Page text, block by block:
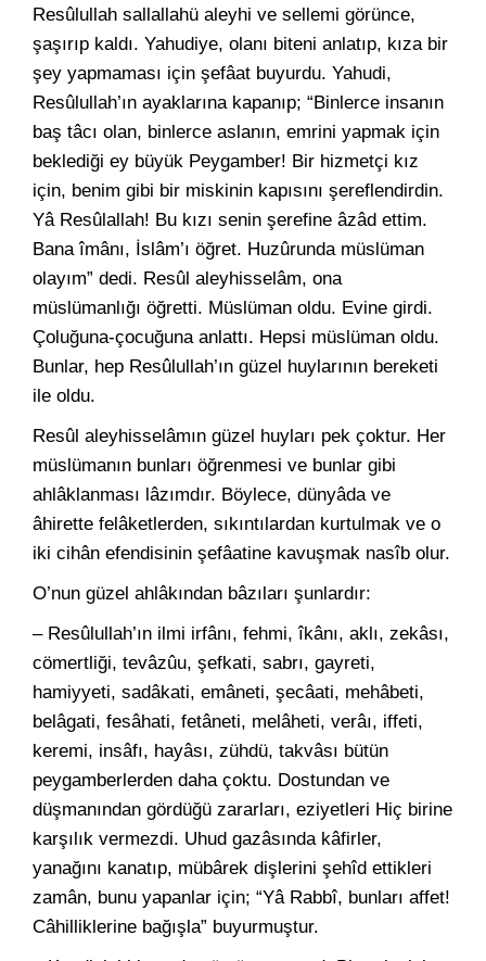
Resûlullah sallallahü aleyhi ve sellemi görünce,
şaşırıp kaldı. Yahudiye, olanı biteni anlatıp, kıza bir
şey yapmaması için şefâat buyurdu. Yahudi,
Resûlullah’ın ayaklarına kapanıp; “Binlerce insanın
baş tâcı olan, binlerce aslanın, emrini yapmak için
beklediği ey büyük Peygamber! Bir hizmetçi kız
için, benim gibi bir miskinin kapısını şereflendirdin.
Yâ Resûlallah! Bu kızı senin şerefine âzâd ettim.
Bana îmânı, İslâm’ı öğret. Huzûrunda müslüman
olayım” dedi. Resûl aleyhisselâm, ona
müslümanlığı öğretti. Müslüman oldu. Evine girdi.
Çoluğuna-çocuğuna anlattı. Hepsi müslüman oldu.
Bunlar, hep Resûlullah’ın güzel huylarının bereketi
ile oldu.
Resûl aleyhisselâmın güzel huyları pek çoktur. Her
müslümanın bunları öğrenmesi ve bunlar gibi
ahlâklanması lâzımdır. Böylece, dünyâda ve
âhirette felâketlerden, sıkıntılardan kurtulmak ve o
iki cihân efendisinin şefâatine kavuşmak nasîb olur.
O’nun güzel ahlâkından bâzıları şunlardır:
– Resûlullah’ın ilmi irfânı, fehmi, îkânı, aklı, zekâsı,
cömertliği, tevâzûu, şefkati, sabrı, gayreti,
hamiyyeti, sadâkati, emâneti, şecâati, mehâbeti,
belâgati, fesâhati, fetâneti, melâheti, verâı, iffeti,
keremi, insâfı, hayâsı, zühdü, takvâsı bütün
peygamberlerden daha çoktu. Dostundan ve
düşmanından gördüğü zararları, eziyetleri Hiç birine
karşılık vermezdi. Uhud gazâsında kâfirler,
yanağını kanatıp, mübârek dişlerini şehîd ettikleri
zamân, bunu yapanlar için; “Yâ Rabbî, bunları affet!
Câhilliklerine bağışla” buyurmuştur.